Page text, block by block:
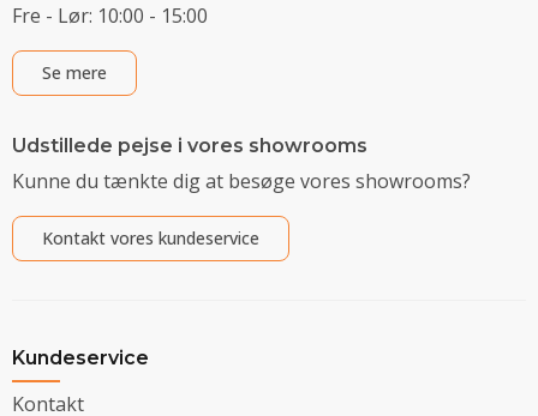
Fre - Lør: 10:00 - 15:00
Se mere
Udstillede pejse i vores showrooms
Kunne du tænkte dig at besøge vores showrooms?
Kontakt vores kundeservice
Kundeservice
Kontakt